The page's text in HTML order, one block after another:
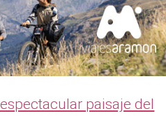
paisaje del